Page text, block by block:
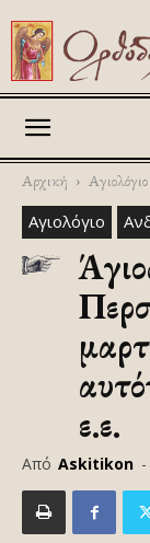
Αρχική Αγιολόγιο
Αγιολόγιο
ε.ε.
Από Askitikon -